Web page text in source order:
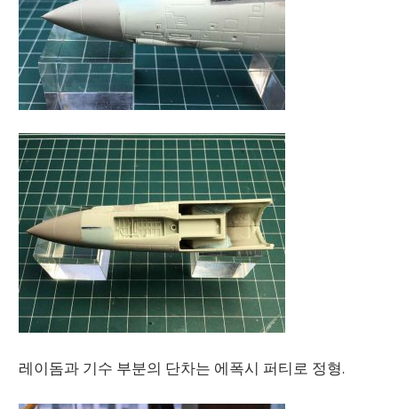
레이돔과 기수 부분의 단차는 에폭시 퍼티로 정형.